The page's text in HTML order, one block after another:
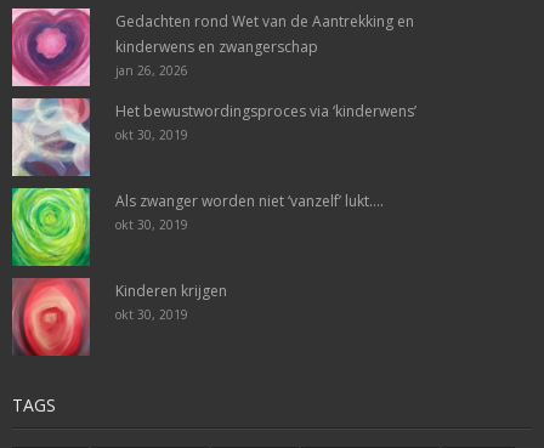
Gedachten rond Wet van de Aantrekking en
kinderwens en zwangerschap
jan 26, 2026
Het bewustwordingsproces via ‘kinderwens’
okt 30, 2019
Als zwanger worden niet ‘vanzelf’ lukt….
okt 30, 2019
Kinderen krijgen
okt 30, 2019
TAGS